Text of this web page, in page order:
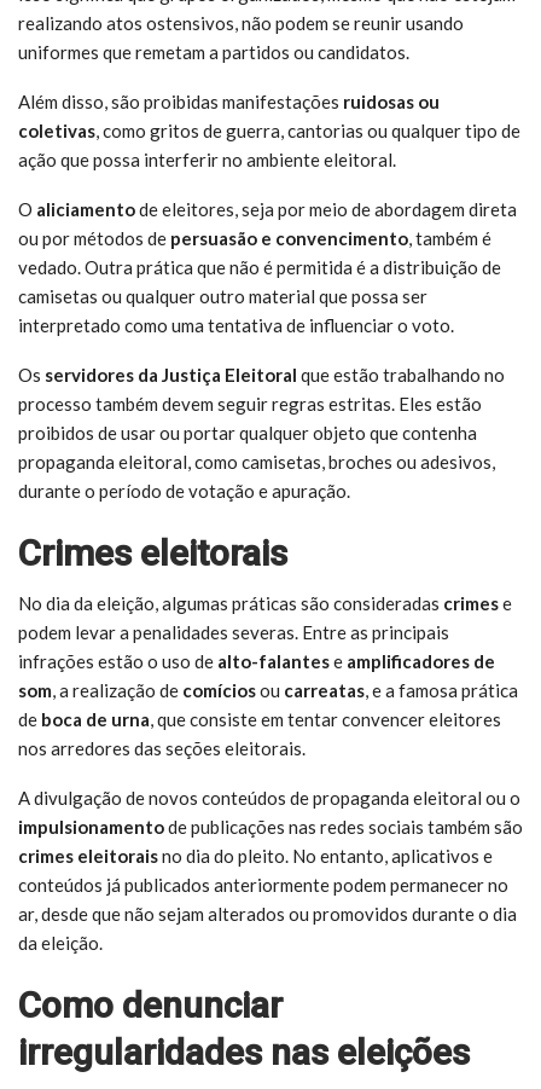
realizando atos ostensivos, não podem se reunir usando
uniformes que remetam a partidos ou candidatos.
Além disso, são proibidas manifestações ruidosas ou
coletivas, como gritos de guerra, cantorias ou qualquer tipo de
ação que possa interferir no ambiente eleitoral.
O aliciamentode eleitores, seja por meio de abordagem direta
ou por métodos de persuasão e convencimento, também é
vedado. Outra prática que não é permitida é a distribuição de
camisetas ou qualquer outro material que possa ser
interpretado como uma tentativa de influenciar o voto.
Os servidores da Justiça Eleitoral que estão trabalhando no
processo também devem seguir regras estritas. Eles estão
proibidos de usar ou portar qualquer objeto que contenha
propaganda eleitoral, como camisetas, broches ou adesivos,
durante o período de votação e apuração.
Crimes eleitorais
No dia da eleição, algumas práticas são consideradas crimese
podem levar a penalidades severas. Entre as principais
infrações estão o uso de alto-falantese amplificadores de
som, a realização de comíciosou carreatas, e a famosa prática
de boca de urna, que consiste em tentar convencer eleitores
nos arredores das seções eleitorais.
A divulgação de novos conteúdos de propaganda eleitoral ou o
impulsionamentode publicações nas redes sociais também são
crimes eleitoraisno dia do pleito. No entanto, aplicativos e
conteúdos já publicados anteriormente podem permanecer no
ar, desde que não sejam alterados ou promovidos durante o dia
da eleição.
Como denunciar
irregularidades nas eleições